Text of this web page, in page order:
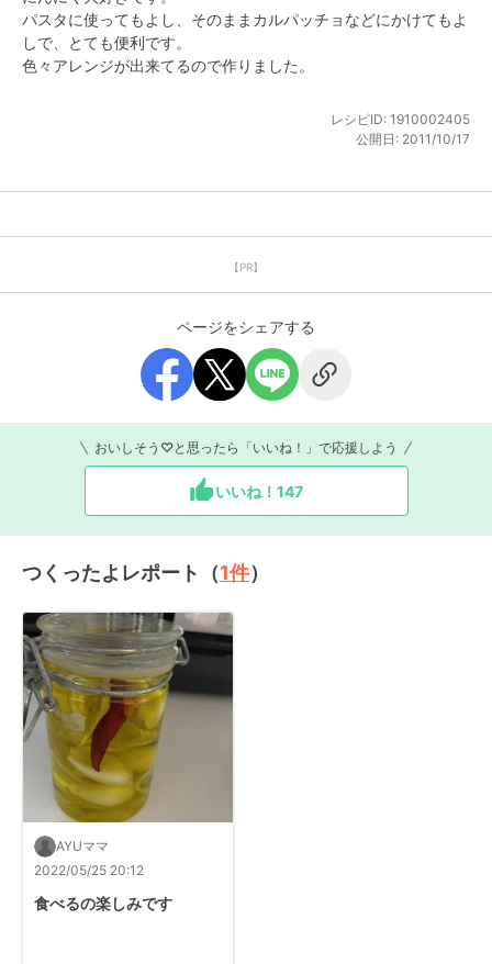
パスタに使ってもよし、そのままカルパッチョなどにかけてもよ
しで、とても便利です。
色々アレンジが出来てるので作りました。
レシピID: 1910002405
公開日: 2011/10/17
【PR】
ページをシェアする
おいしそう♡と思ったら「いいね！」で応援しよう
いいね！ 147
つくったよレポート（1件）
AYUママ
2022/05/25 20:12
食べるの楽しみです